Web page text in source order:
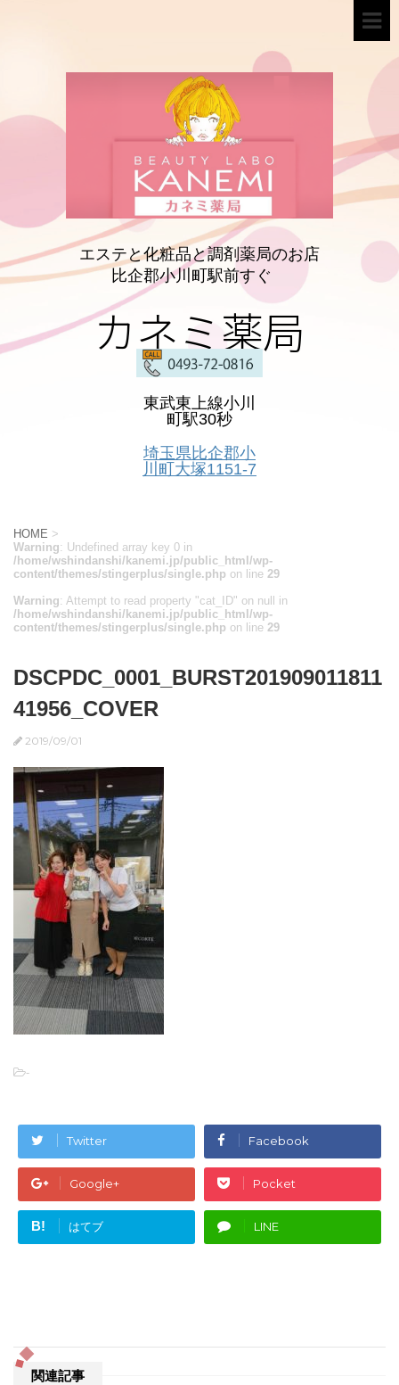
エステと化粧品と調剤薬局のお店
比企郡小川町駅前すぐ
カネミ薬局
東武東上線小川
町駅30秒
埼玉県比企郡小
川町大塚1151-7
HOME >
Warning: Undefined array key 0 in
/home/wshindanshi/kanemi.jp/public_html/wp-
content/themes/stingerplus/single.php on line 29
Warning: Attempt to read property "cat_ID" on null in
/home/wshindanshi/kanemi.jp/public_html/wp-
content/themes/stingerplus/single.php on line 29
DSCPDC_0001_BURST201909011811
41956_COVER
2019/09/01
-
Twitter Facebook
Google+ Pocket
B! はてブ LINE
関連記事